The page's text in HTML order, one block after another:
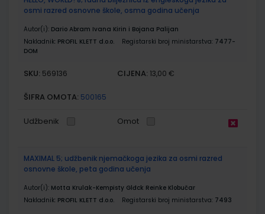
osmi razred osnovne škole, osma godina učenja
Autor(i): Dario Abram Ivana Kirin i Bojana Palijan
Nakladnik: PROFIL KLETT d.o.o. Registarski broj ministarstva: 7477-
DOM
SKU: 569136 CIJENA: 13,00 €
ŠIFRA OMOTA: 500165
Udžbenik Omot
MAXIMAL 5; udžbenik njemačkoga jezika za osmi razred
osnovne škole, peta godina učenja
Autor(i): Motta Krulak-Kempisty Glđck Reinke Klobučar
Nakladnik: PROFIL KLETT d.o.o. Registarski broj ministarstva: 7493